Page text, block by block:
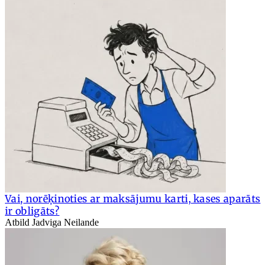
Vai, norēķinoties ar maksājumu karti, kases aparāts
ir obligāts?
Atbild Jadviga Neilande